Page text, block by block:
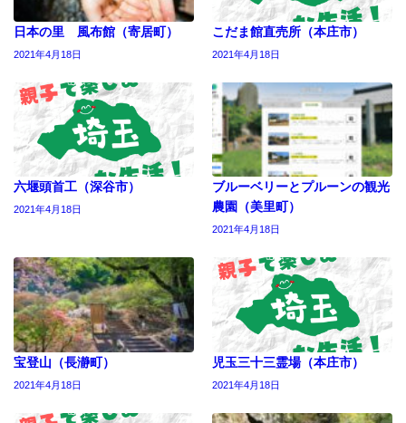
日本の里 風布館（寄居町）
2021年4月18日
こだま館直売所（本庄市）
2021年4月18日
六堰頭首工（深谷市）
2021年4月18日
ブルーベリーとプルーンの観光
農園（美里町）
2021年4月18日
宝登山（長瀞町）
2021年4月18日
児玉三十三霊場（本庄市）
2021年4月18日